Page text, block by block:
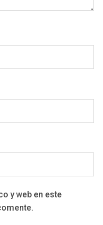
y web en este